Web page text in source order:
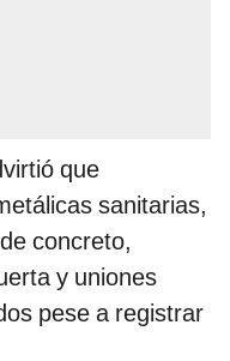
que
sanitarias,
concreto,
y uniones
pese a registrar